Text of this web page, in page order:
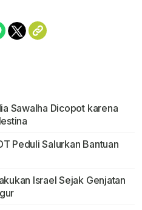
Sawalha Dicopot karena
Peduli Salurkan Bantuan
Israel Sejak Genjatan